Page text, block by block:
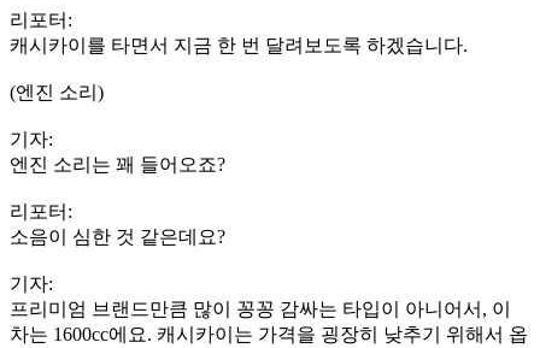
리포터:
캐시카이를 타면서 지금 한 번 달려보도록 하겠습니다.
(엔진 소리)
기자:
엔진 소리는 꽤 들어오죠?
리포터:
소음이 심한 것 같은데요?
기자:
프리미엄 브랜드만큼 많이 꽁꽁 감싸는 타입이 아니어서, 이
차는 1600cc에요. 캐시카이는 가격을 굉장히 낮추기 위해서 옵